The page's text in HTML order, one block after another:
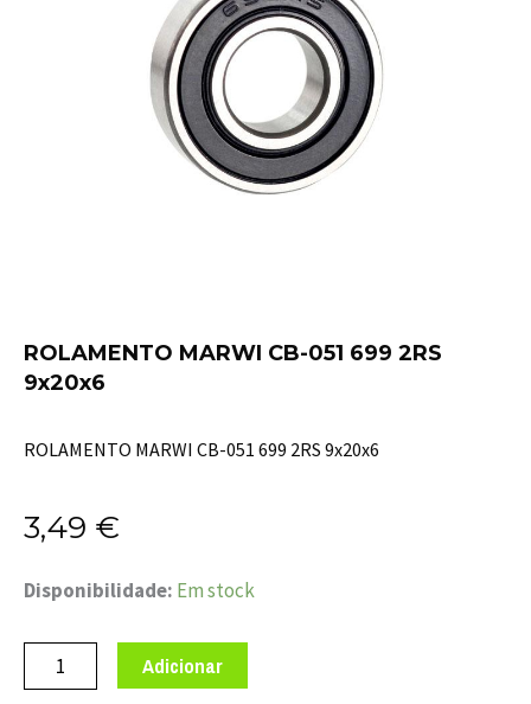
ROLAMENTO MARWI CB-051 699 2RS
9x20x6
ROLAMENTO MARWI CB-051 699 2RS 9x20x6
3,49 €
Disponibilidade: Em stock
Quantidade
ROLAMENTO
MARWI
Adicionar